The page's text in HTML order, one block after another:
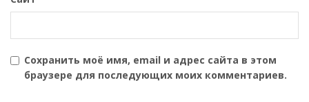
Сохранить моё имя, email и адрес сайта в этом
браузере для последующих моих комментариев.